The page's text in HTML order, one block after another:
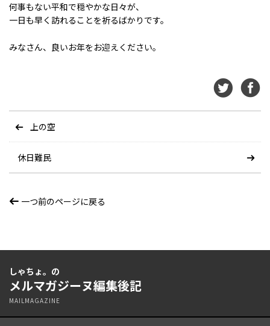
何事もない平和で穏やかな日々が、
一日も早く訪れることを祈るばかりです。
みなさん、良いお年をお迎えください。
上の空
休日難民
一つ前のページに戻る
しゃちょ。の
メルマガジーヌ編集後記
MAILMAGAZINE